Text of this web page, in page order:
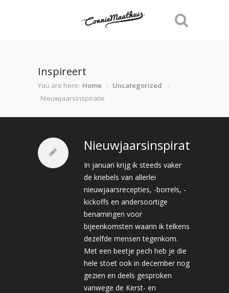
Inspireert
You are here: Home
Uncategorized
Nieuwjaarsinspiratie
Nieuwjaarsinspiratie
In januari krijg ik steeds vaker
de kriebels van allerlei
nieuwjaarsrecepties, -borrels, -
kickoffs en andersoortige
benamingen voor
bijeenkomsten waarin ik telkens
dezelfde mensen tegenkom.
Met een beetje pech heb je die
hele stoet ook in december nog
gezien en deels gesproken
vanwege de Kerst- en